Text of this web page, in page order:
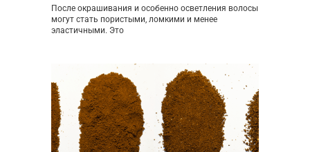
После окрашивания и особенно осветления волосы
могут стать пористыми, ломкими и менее
эластичными. Это